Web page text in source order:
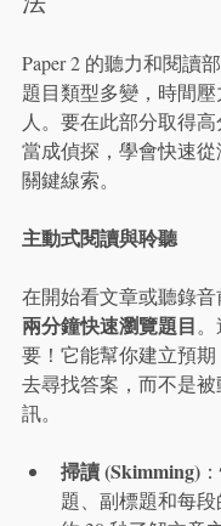
Paper 2 的聽力和閱讀
題目類型多變，時間
人。要在此部分取得
當成偵探，學會快速
關鍵線索。
主動式閱讀與聆聽
在開始看文章或聽錄音
兩分鐘快速瀏覽題目
要！它能幫你建立預
去尋找答案，而不是
訊。
掃讀 (Skimming)
題、副標題和每